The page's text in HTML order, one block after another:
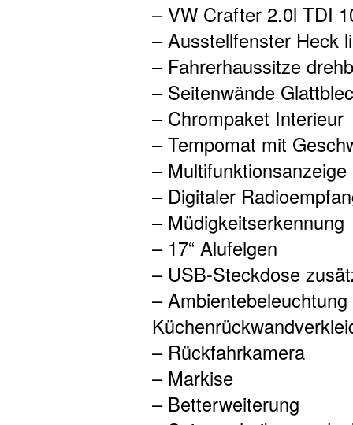
– VW Crafter 2.0l TDI
– Ausstellfenster Heck
– Fahrerhaussitze
– Seitenwände
– Chrompaket Interieur
– Tempomat mit
– Multifunktionsanzeige
– Digitaler
– Müdigkeitserkennung
– 17“ Alufelgen
– USB-Steckdose
– Ambientebeleuchtung
– Rückfahrkamera
– Markise
– Betterweiterung